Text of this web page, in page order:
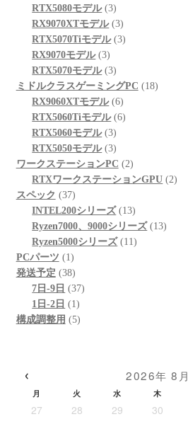
個
の
商
RTX5080モデル 33
個
の
品
RX9070XTモデル 33
個
品
RTX5070Tiモデル 33
商
品
RX9070モデル 33
個
の
商
品
RTX5070モデル 33
個
の
商
品
ミドルクラスゲーミングPC 1818
RX9060XTモデル 66
個
品
RTX5060Tiモデル 66
商
品
RTX5060モデル 33
個
の
商
RTX5050モデル 33
個
の
品
ワークステーションPC 22
個
商
品
RTXワークステーションGPU 22
スペック 3737
個
の
商
品
INTEL200シリーズ 1313
個
の
Ryzen7000、9000シリーズ 1313
Ryzen5000シリーズ 1111
PCパーツ 11
個
の
商
品
発送予定 3838
個
の
商
7日-9日 3737
1日-2日 11
個
構成調整用 55
‹ 2026年 8月
月 火 水 木
27 28 29 30